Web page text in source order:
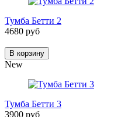
Тумба Бетти 2
4680 руб
В корзину
New
Тумба Бетти 3
3900 руб